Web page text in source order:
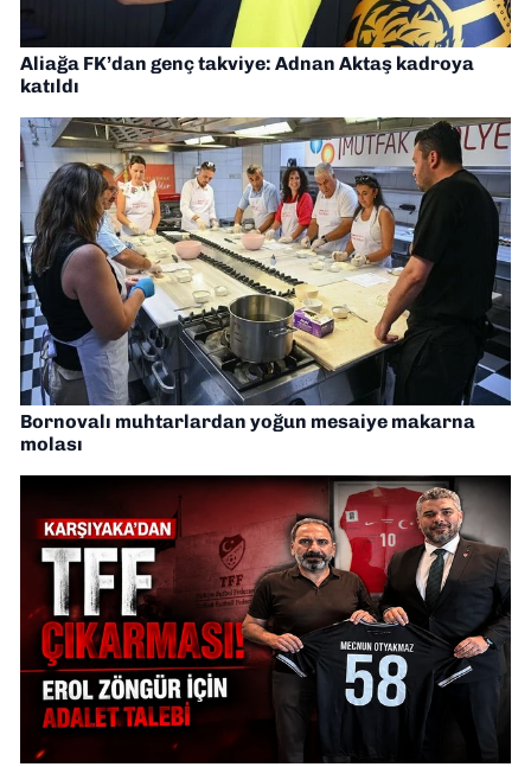
Aliağa FK’dan genç takviye: Adnan Aktaş kadroya
katıldı
Bornovalı muhtarlardan yoğun mesaiye makarna
molası